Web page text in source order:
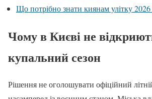
Що потрібно знати киянам улітку
Чому в Києві не
купальний сезон
Рішення не оголошувати офіційний